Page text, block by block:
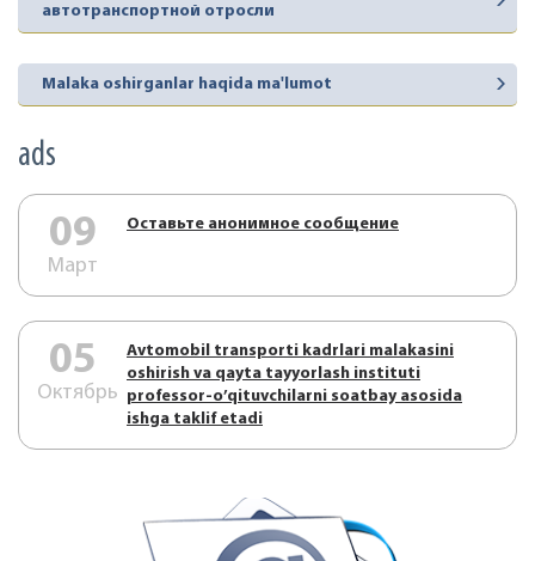
автотранспортной отросли
Malaka oshirganlar haqida ma'lumot
ads
09
Март
Оставьте анонимное сообщение
05
Октябрь
Аvtоmоbil trаnspоrti kаdrlаri mаlаkаsini
оshirish vа qаytа tаyyorlаsh instituti
prоfеssоr-o’qituvchilаrni sоаtbаy аsоsidа
ishgа tаklif etаdi